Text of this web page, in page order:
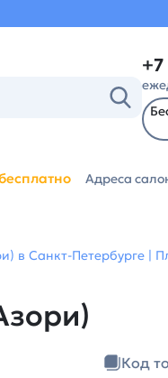
Адреса
в Санкт-Петербурге |
Код